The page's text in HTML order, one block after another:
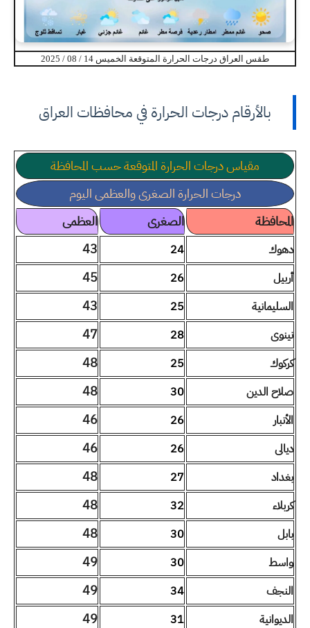
طقس العراق درجات الحرارة المتوقعة الخميس 14 / 08 / 2025
بالأرقام درجات الحرارة في محافظات العراق
مقياس درجات الحرارة المتوقعة حسب المحافظة
درجات الحرارة الصغرى والعظمى اليوم
المحافظة
الصغرى العظمى
دهوك 24
43
أربيل 26
45
السليمانية 25
43
نينوى 28
47
كركوك 25
48
صلاح الدين 30
48
الأنبار 26
46
ديالى 26
46
بغداد 27
48
كربلاء 32
48
بابل 30
48
واسط 30
49
النجف 34
49
الديوانية 31
49